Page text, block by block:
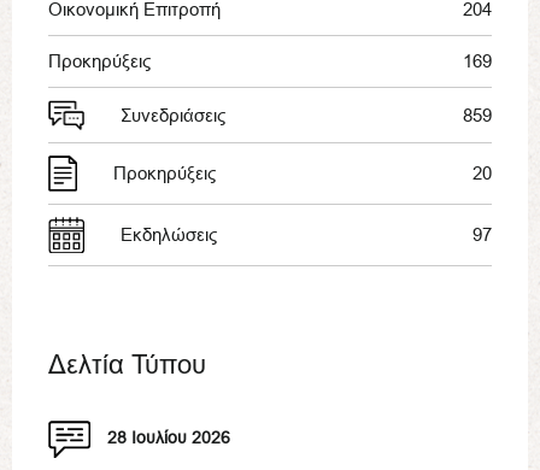
Οικονομική Επιτροπή 204
Προκηρύξεις 169
Συνεδριάσεις 859
Προκηρύξεις 20
Εκδηλώσεις 97
Δελτία Τύπου
28 Ιουλίου 2026